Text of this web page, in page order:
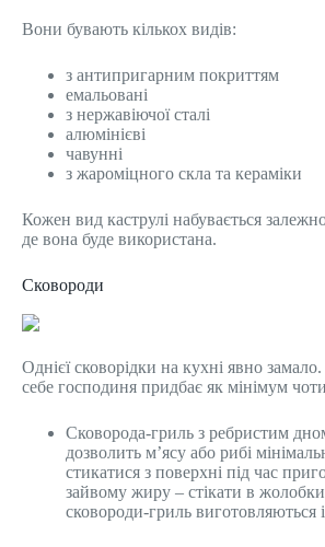
Вони бувають кількох видів:
з антипригарним покриттям
емальовані
з нержавіючої сталі
алюмінієві
чавунні
з жароміцного скла та кераміки
Кожен вид каструлі набувається
де вона буде використана.
Сковороди
Однієї сковорідки на кухні явно
себе господиня придбає як мінімум
Сковорода-гриль з ребристим
дозволить м’ясу або рибі
стикатися з поверхні під час
зайвому жиру – стікати в
сковороди-гриль виготовляються